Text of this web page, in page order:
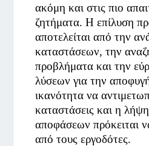
ακόμη και στις πιο
ζητήματα. Η επίλυση
αποτελείται από την
καταστάσεων, την
προβλήματα και την
λύσεων για την
ικανότητα να
καταστάσεις και η
αποφάσεων πρόκειται
από τους εργοδότες.